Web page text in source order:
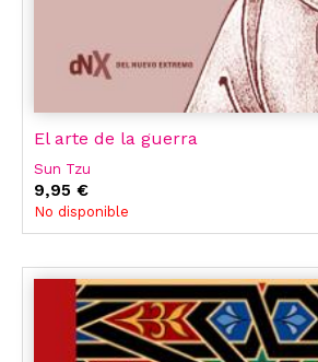
El arte de la guerra
Sun Tzu
9,95 €
No disponible